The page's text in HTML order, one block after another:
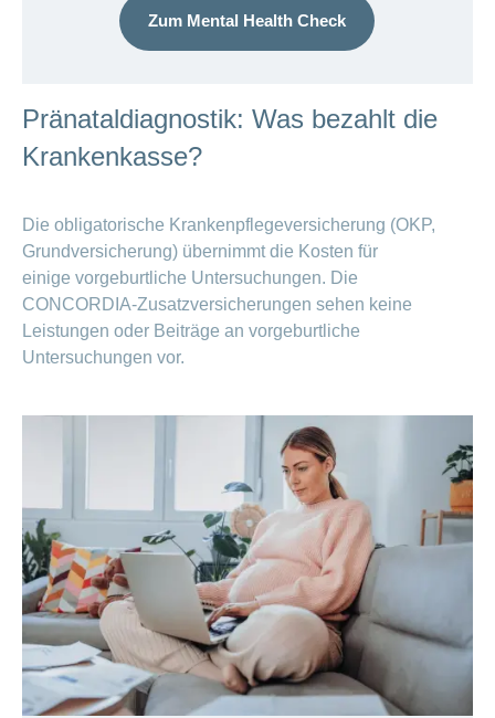
Zum Mental Health Check
Pränataldiagnostik: Was bezahlt die
Krankenkasse?
Die obligatorische Krankenpflegeversicherung (OKP,
Grundversicherung) übernimmt die Kosten für
einige vorgeburtliche Untersuchungen. Die
CONCORDIA-Zusatzversicherungen sehen keine
Leistungen oder Beiträge an vorgeburtliche
Untersuchungen vor.